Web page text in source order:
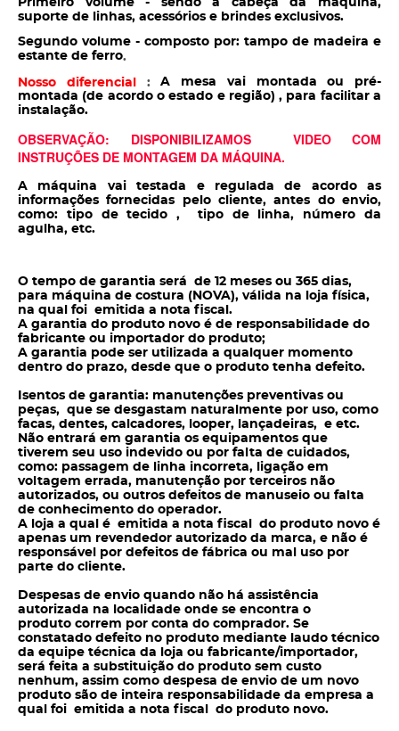
Primeiro volume - sendo a cabeça da máquina,
suporte de linhas, acessórios e brindes exclusivos.
Segundo volume - composto por: tampo de madeira e
estante de ferro.
Nosso diferencial :A mesa vai montada ou pré-
montada (de acordo o estado e região) , para facilitar a
instalação.
OBSERVAÇÃO: DISPONIBILIZAMOS VIDEO COM
INSTRUÇÕES DE MONTAGEM DA MÁQUINA.
A máquina vai testada e regulada de acordo as
informações fornecidas pelo cliente, antes do envio,
como: tipo de tecido , tipo de linha, número da
agulha, etc.
O tempo de garantia será de 12 meses ou 365 dias,
para máquina de costura (NOVA), válida na loja física,
na qual foi emitida a nota fiscal.
A garantia do produto novo é de responsabilidade do
fabricante ou importador do produto;
A garantia pode ser utilizada a qualquer momento
dentro do prazo, desde que o produto tenha defeito.
Isentos de garantia: manutenções preventivas ou
peças, que se desgastam naturalmente por uso, como
facas, dentes, calcadores, looper, lançadeiras, e etc.
Não entrará em garantia os equipamentos que
tiverem seu uso indevido ou por falta de cuidados,
como: passagem de linha incorreta, ligação em
voltagem errada, manutenção por terceiros não
autorizados, ou outros defeitos de manuseio ou falta
de conhecimento do operador.
A loja a qual é emitida a nota fiscal do produto novo é
apenas um revendedor autorizado da marca, e não é
responsável por defeitos de fábrica ou mal uso por
parte do cliente.
Despesas de envio quando não há assistência
autorizada na localidade onde se encontra o
produto correm por conta do comprador. Se
constatado defeito no produto mediante laudo técnico
da equipe técnica da loja ou fabricante/importador,
será feita a substituição do produto sem custo
nenhum, assim como despesa de envio de um novo
produto são de inteira responsabilidade da empresa a
qual foi emitida a nota fiscal do produto novo.